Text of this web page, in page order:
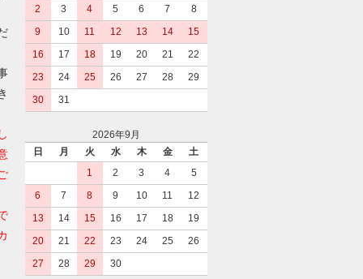
2
3 4 5 6 7
8
9
10 11 12 13 14
15
16
17 18 19 20 21
22
23
24 25 26 27 28
29
30
31
2026年9月
日
月 火 水 木 金
土
1
2 3 4
5
6
7 8 9 10 11
12
13
14 15 16 17 18
19
20
21 22 23 24 25
26
27
28 29 30